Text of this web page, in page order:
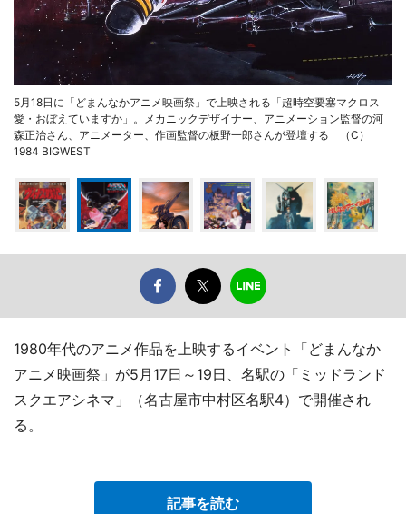
5月18日に「どまんなかアニメ映画祭」で上映される「超時空要塞マクロス
愛・おぼえていますか」。メカニックデザイナー、アニメーション監督の河
森正治さん、アニメーター、作画監督の板野一郎さんが登壇する （C）
1984 BIGWEST
1980年代のアニメ作品を上映するイベント「どまんなか
アニメ映画祭」が5月17日～19日、名駅の「ミッドランド
スクエアシネマ」（名古屋市中村区名駅4）で開催され
る。
記事を読む